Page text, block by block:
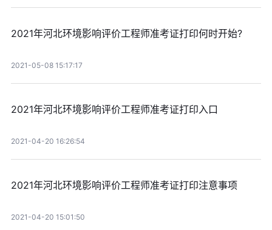
2021年河北环境影响评价工程师准考证打印何时开始?
2021-05-08 15:17:17
2021年河北环境影响评价工程师准考证打印入口
2021-04-20 16:26:54
2021年河北环境影响评价工程师准考证打印注意事项
2021-04-20 15:01:50